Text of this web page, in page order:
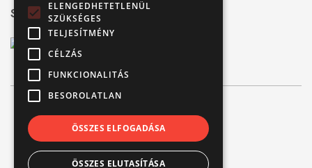
Széchenyi 2020
© Verbis Kft 2026
ÁSZF
ELENGEDHETETLENÜL
SZÜKSÉGES
TELJESÍTMÉNY
CÉLZÁS
FUNKCIONALITÁS
BESOROLATLAN
ÖSSZES ELFOGADÁSA
ÖSSZES ELUTASÍTÁSA